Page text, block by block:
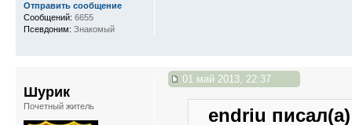
Отправить сообщение
Сообщений: 6655
Псевдоним: Знакомый
01 май 2013, 22:37
endriu
Шурик
Почетный житель